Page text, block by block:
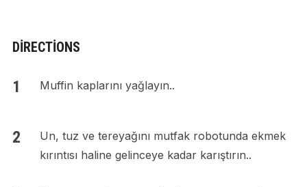
DIRECTIONS
Muffin kaplarını yağlayın..
Un, tuz ve tereyağını mutfak robotunda ekmek
kırıntısı haline gelinceye kadar karıştırın..